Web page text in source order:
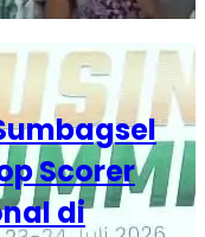
Scorer
di